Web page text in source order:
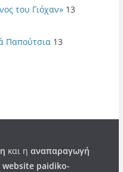
του Γιόχαν» 13
Παπούτσια 13
και η αναπαραγωγή
website paidiko-